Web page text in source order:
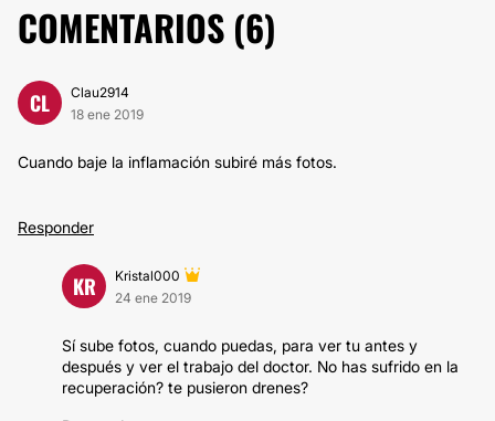
COMENTARIOS (6)
CL
Clau2914
18 ene 2019
Cuando baje la inflamación subiré más fotos.
Responder
KR
Kristal000
24 ene 2019
Sí sube fotos, cuando puedas, para ver tu antes y
después y ver el trabajo del doctor. No has sufrido en la
recuperación? te pusieron drenes?